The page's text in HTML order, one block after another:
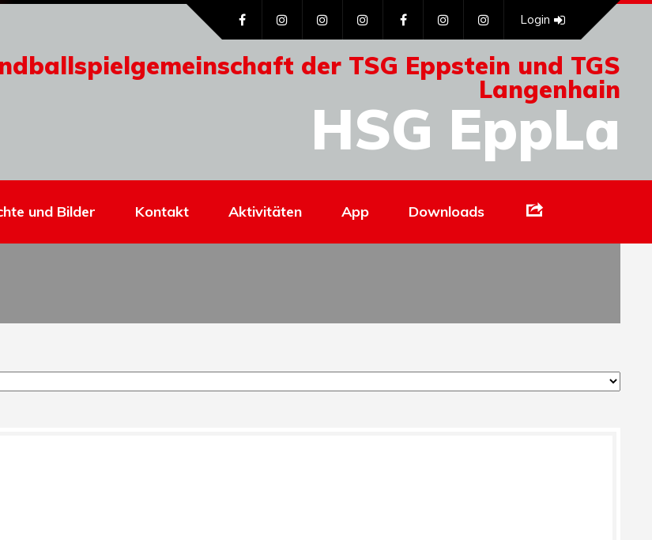
der TSG Eppstein und TGS
Langenhain
HSG EppLa
Login
und Bilder Kontakt Aktivitäten App Downloads